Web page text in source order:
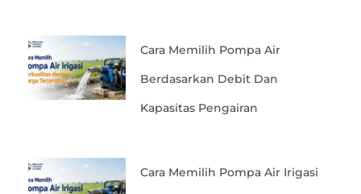
Cara Memilih Pompa Air
Berdasarkan Debit Dan
Kapasitas Pengairan
Cara Memilih Pompa Air Irigasi